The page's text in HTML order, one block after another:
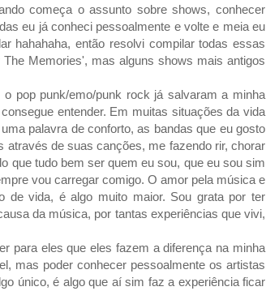
começa o assunto sobre shows, conhecer
eu já conheci pessoalmente e volte e meia eu
hahahaha, então resolvi compilar todas essas
Memories', mas alguns shows mais antigos
pop punk/emo/punk rock já salvaram a minha
entender. Em muitas situações da vida
palavra de conforto, as bandas que eu gosto
de suas canções, me fazendo rir, chorar
que tudo bem ser quem eu sou, que eu sou sim
vou carregar comigo. O amor pela música e
vida, é algo muito maior. Sou grata por ter
da música, por tantas experiências que vivi,
para eles que eles fazem a diferença na minha
mas poder conhecer pessoalmente os artistas
único, é algo que aí sim faz a experiência ficar